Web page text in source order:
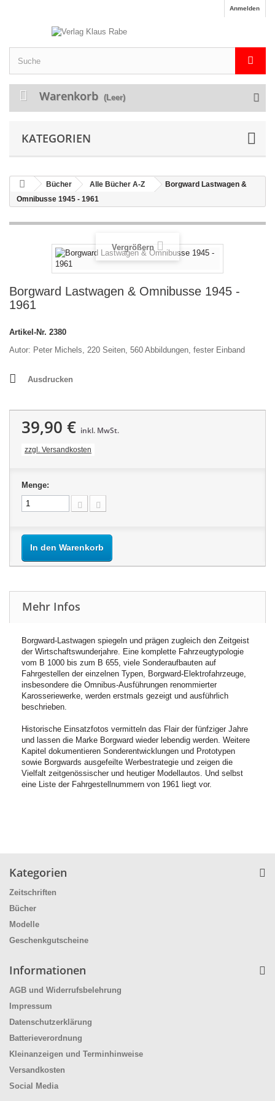
Anmelden
Warenkorb (Leer)
KATEGORIEN
Bücher Alle Bücher A-Z
Borgward Lastwagen &
Omnibusse 1945 - 1961
Vergrößern
Borgward Lastwagen & Omnibusse 1945 -
1961
Artikel-Nr. 2380
Autor: Peter Michels, 220 Seiten, 560 Abbildungen, fester Einband
Ausdrucken
39,90 € inkl. MwSt.
zzgl. Versandkosten
Menge:
In den Warenkorb
Mehr Infos
Borgward-Lastwagen spiegeln und prägen zugleich den Zeitgeist
der Wirtschaftswunderjahre. Eine komplette Fahrzeugtypologie
vom B 1000 bis zum B 655, viele Sonderaufbauten auf
Fahrgestellen der einzelnen Typen, Borgward-Elektrofahrzeuge,
insbesondere die Omnibus-Ausführungen renommierter
Karosseriewerke, werden erstmals gezeigt und ausführlich
beschrieben.
Historische Einsatzfotos vermitteln das Flair der fünfziger Jahre
und lassen die Marke Borgward wieder lebendig werden. Weitere
Kapitel dokumentieren Sonderentwicklungen und Prototypen
sowie Borgwards ausgefeilte Werbestrategie und zeigen die
Vielfalt zeitgenössischer und heutiger Modellautos. Und selbst
eine Liste der Fahrgestellnummern von 1961 liegt vor.
Kategorien
Zeitschriften
Bücher
Modelle
Geschenkgutscheine
Informationen
AGB und Widerrufsbelehrung
Impressum
Datenschutzerklärung
Batterieverordnung
Kleinanzeigen und Terminhinweise
Versandkosten
Social Media